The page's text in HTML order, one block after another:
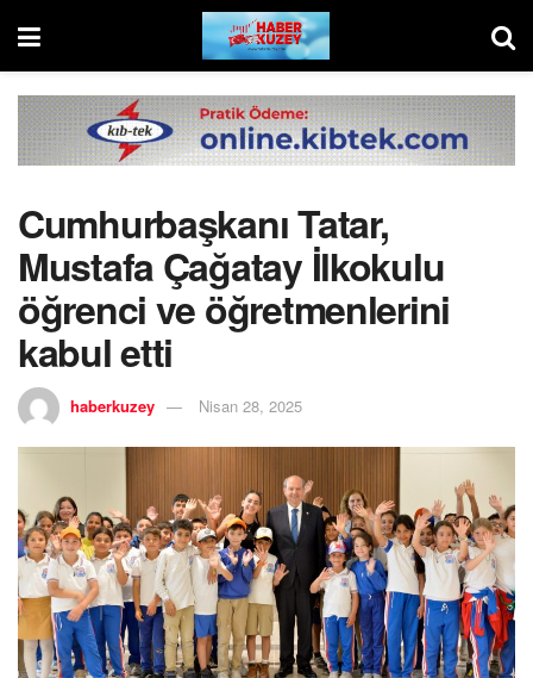
Cumhurbaşkanı Tatar,
Mustafa Çağatay İlkokulu
öğrenci ve öğretmenlerini
kabul etti
haberkuzey Nisan 28, 2025